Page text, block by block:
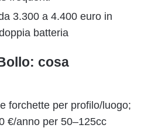
3.300 a 4.400 euro in
batteria
cosa
forchette per profilo/luogo;
€/anno per 50–125cc